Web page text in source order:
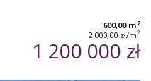
600,00 m2
2 000,00 zł/m2
1 200 000 zł